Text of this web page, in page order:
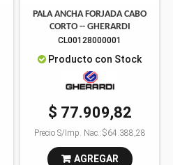
PALA ANCHA FORJADA CABO
CORTO -- GHERARDI
CL00128000001
Producto con Stock
$ 77.909,82
Precio S/Imp. Nac.:$64.388,28
AGREGAR